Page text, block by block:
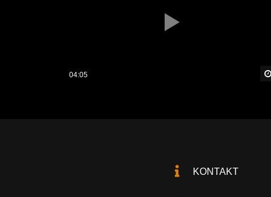
04:05
KONTAKT